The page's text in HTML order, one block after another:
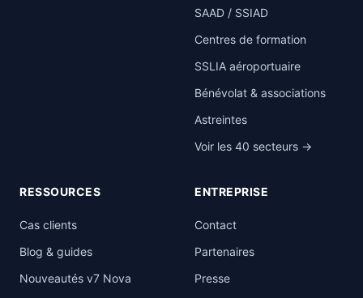
SAAD / SSIAD
Centres de formation
SSLIA aéroportuaire
Bénévolat & associations
Astreintes
Voir les 40 secteurs →
RESSOURCES
Cas clients
Blog & guides
Nouveautés v7 Nova
ENTREPRISE
Contact
Partenaires
Presse